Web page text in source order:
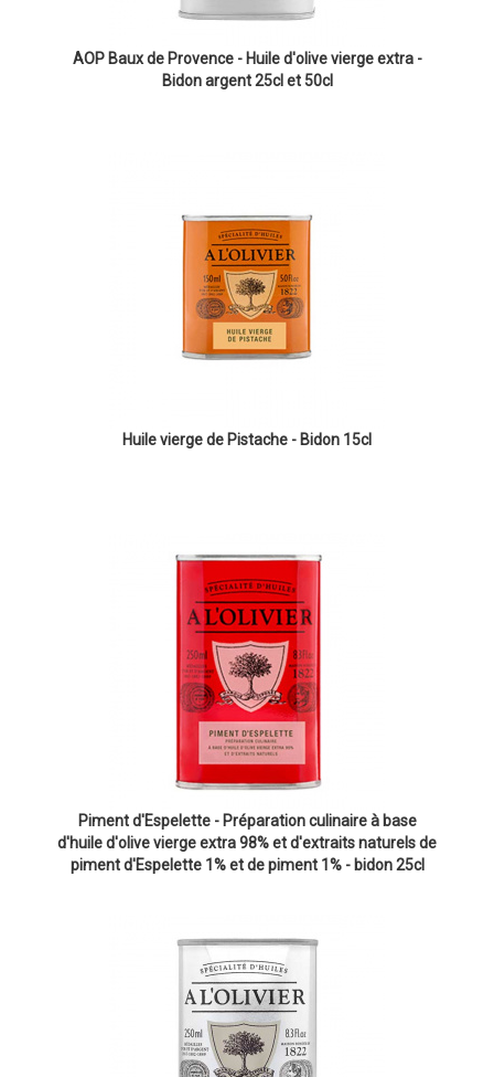
AOP Baux de Provence - Huile d'olive vierge extra -
Bidon argent 25cl et 50cl
Huile vierge de Pistache - Bidon 15cl
Piment d'Espelette - Préparation culinaire à base
d'huile d'olive vierge extra 98% et d'extraits naturels de
piment d'Espelette 1% et de piment 1% - bidon 25cl